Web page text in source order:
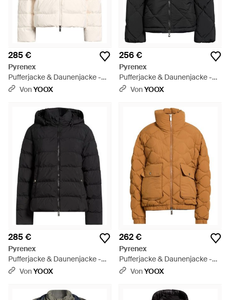
285 €
Pyrenex
Pufferjacke & Daunenjacke -
Natur
VonYOOX
256 €
Pyrenex
Pufferjacke & Daunenjacke -
Schwarz
VonYOOX
285 €
Pyrenex
Pufferjacke & Daunenjacke -
Schwarz
VonYOOX
262 €
Pyrenex
Pufferjacke & Daunenjacke -
Braun
VonYOOX